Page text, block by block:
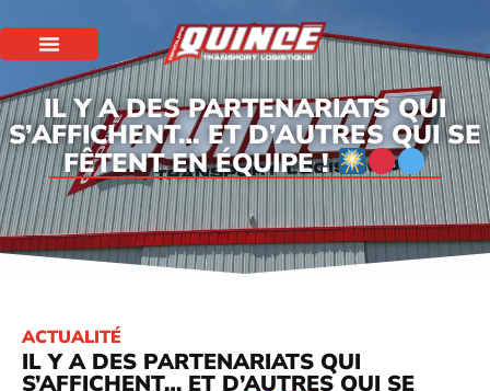
IL Y A DES PARTENARIATS QUI
S’AFFICHENT… ET D’AUTRES QUI SE
FÊTENT EN ÉQUIPE !
ACTUALITÉ
IL Y A DES PARTENARIATS QUI
S’AFFICHENT… ET D’AUTRES QUI SE